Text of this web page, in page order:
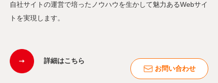
自社サイトの運営で培ったノウハウを生かして魅力あるWebサイ
トを実現します。
詳細はこちら
お問い合わせ